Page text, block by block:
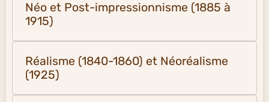
Néo et Post-impressionnisme (1885 à
1915)
Réalisme (1840-1860) et Néoréalisme
(1925)